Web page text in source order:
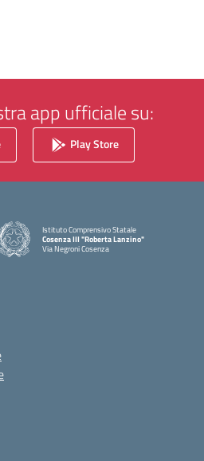
app ufficiale su:
Play Store
Istituto Comprensivo Statale
Cosenza III "Roberta Lanzino"
Via Negroni Cosenza
— Visita la pagina iniziale della scuola